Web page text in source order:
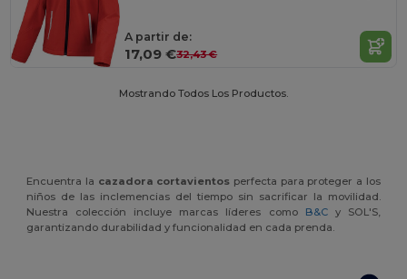
A partir de:
17,09 €32,43 €
Mostrando Todos Los Productos.
Encuentra la cazadora cortavientos perfecta para proteger a los
niños de las inclemencias del tiempo sin sacrificar la movilidad.
Nuestra colección incluye marcas líderes como B&Cy SOL'S,
garantizando durabilidad y funcionalidad en cada prenda.